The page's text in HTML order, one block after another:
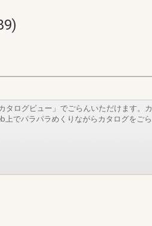
タログビュー」でごらんいただけます。カ
上でパラパラめくりながらカタログをごら